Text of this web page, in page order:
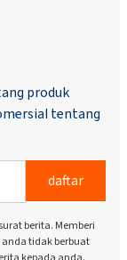
produk
tentang
daftar
berita. Memberi
tidak berbuat